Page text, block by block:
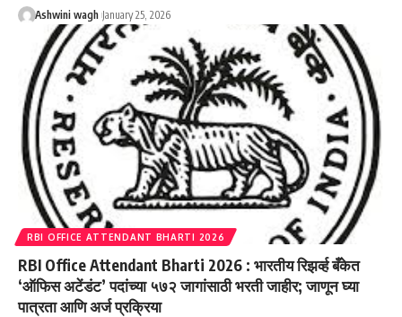
Ashwini wagh January 25, 2026
RBI OFFICE ATTENDANT BHARTI 2026
RBI Office Attendant Bharti 2026 : भारतीय रिझर्व्ह बँकेत
‘ऑफिस अटेंडंट’ पदांच्या ५७२ जागांसाठी भरती जाहीर; जाणून घ्या
पात्रता आणि अर्ज प्रक्रिया